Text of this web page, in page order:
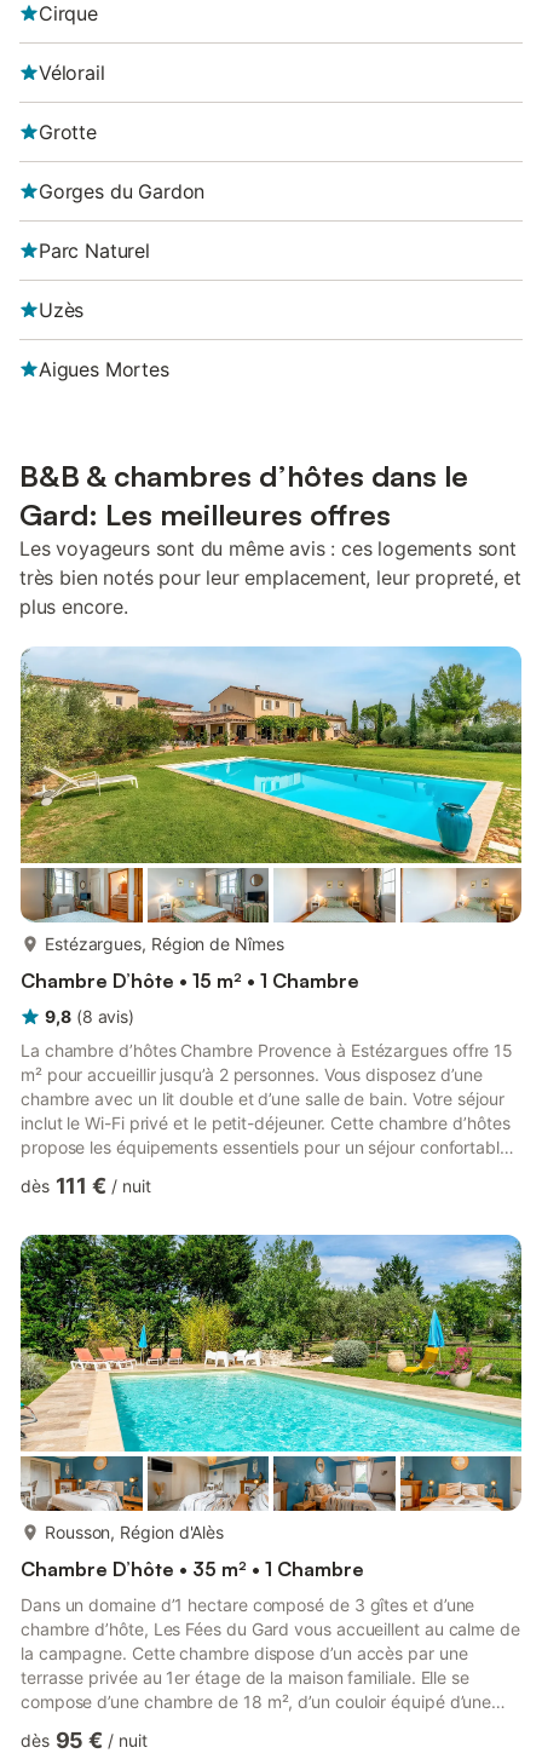
Cirque
Vélorail
Grotte
Gorges du Gardon
Parc Naturel
Uzès
Aigues Mortes
B&B & chambres d’hôtes dans le
Gard: Les meilleures offres
Les voyageurs sont du même avis : ces logements sont
très bien notés pour leur emplacement, leur propreté, et
plus encore.
Estézargues, Région de Nîmes
Chambre D’hôte • 15 m² • 1 Chambre
9,8 (8 avis)
La chambre d’hôtes Chambre Provence à Estézargues offre 15
m² pour accueillir jusqu’à 2 personnes. Vous disposez d’une
chambre avec un lit double et d’une salle de bain. Votre séjour
inclut le Wi-Fi privé et le petit-déjeuner. Cette chambre d’hôtes
propose les équipements essentiels pour un séjour confortable.
jardin à La Maison De Marie - Provence à Estézargues, entourés
d’une piscine partagée de 11 x 5 m où vous pouvez vous
relaxer lors des soirées d’été, accompagnés ...
dès 111 € / nuit
Rousson, Région d'Alès
Chambre D’hôte • 35 m² • 1 Chambre
Dans un domaine d’1 hectare composé de 3 gîtes et d’une
chambre d’hôte, Les Fées du Gard vous accueillent au calme de
la campagne. Cette chambre dispose d’un accès par une
terrasse privée au 1er étage de la maison familiale. Elle se
compose d’une chambre de 18 m², d’un couloir équipé d’une
micro-ondes et de la vaisselle, ainsi que d’une salle de bain
dès 95 € / nuit